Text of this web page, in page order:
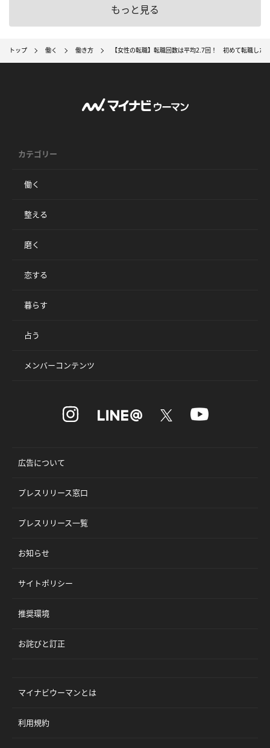
もっと見る
トップ 働く 働き方 【女性の転職】転職回数は平均2.7回！ 初めて転職した
カテゴリー
働く
整える
磨く
恋する
暮らす
占う
メンバーコンテンツ
広告について
プレスリリース窓口
プレスリリース一覧
お知らせ
サイトポリシー
推奨環境
お詫びと訂正
マイナビウーマンとは
利用規約